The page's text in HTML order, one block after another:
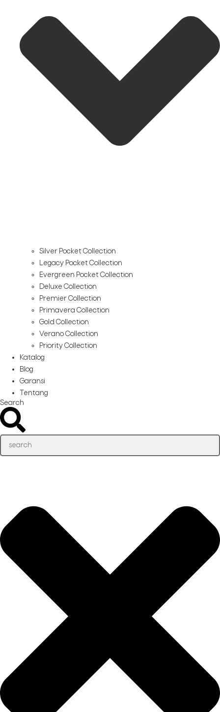
Silver Pocket Collection
Legacy Pocket Collection
Evergreen Pocket Collection
Deluxe Collection
Premier Collection
Primavera Collection
Gold Collection
Verano Collection
Priority Collection
Katalog
Blog
Garansi
Tentang
Search